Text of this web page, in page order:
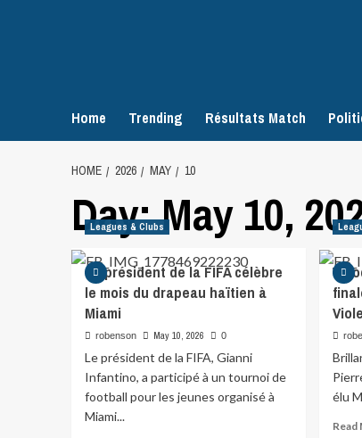
Home Trending Résultats Match
HOME 2026 MAY 10
Day:May 10,
Leagues & Clubs
Le président de la FIFA célèbre
le mois du drapeau haïtien à
Miami
robenson May 10, 2026 0
Le président de la FIFA, Gianni
Infantino, a participé à un tournoi de
football pour les jeunes organisé à
Miami...
élu
Read